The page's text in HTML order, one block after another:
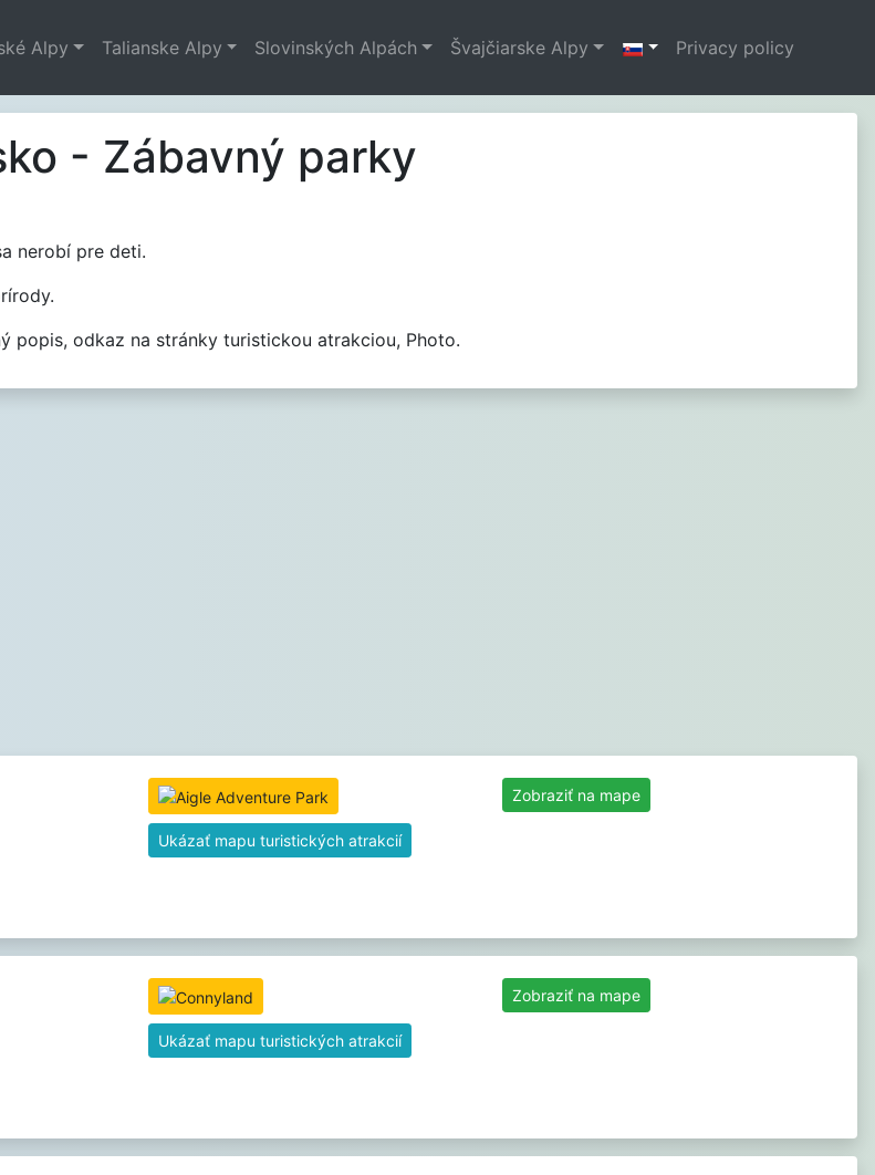
Alpy Talianske Alpy Slovinských Alpách Švajčiarske Alpy Privacy policy
- Zábavný parky
nerobí pre deti.
popis, odkaz na stránky turistickou atrakciou, Photo.
Ukázať mapu turistických atrakcií
Zobraziť na mape
Ukázať mapu turistických atrakcií
Zobraziť na mape